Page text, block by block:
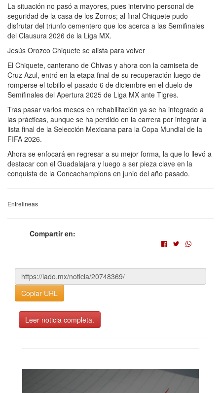
La situación no pasó a mayores, pues intervino personal de
seguridad de la casa de los Zorros; al final Chiquete pudo
disfrutar del triunfo cementero que los acerca a las Semifinales
del Clausura 2026 de la Liga MX.
Jesús Orozco Chiquete se alista para volver
El Chiquete, canterano de Chivas y ahora con la camiseta de
Cruz Azul, entró en la etapa final de su recuperación luego de
romperse el tobillo el pasado 6 de diciembre en el duelo de
Semifinales del Apertura 2025 de Liga MX ante Tigres.
Tras pasar varios meses en rehabilitación ya se ha integrado a
las prácticas, aunque se ha perdido en la carrera por integrar la
lista final de la Selección Mexicana para la Copa Mundial de la
FIFA 2026.
Ahora se enfocará en regresar a su mejor forma, la que lo llevó a
destacar con el Guadalajara y luego a ser pieza clave en la
conquista de la Concachampions en junio del año pasado.
Entrelineas
Compartir en:
Copiar URL
Leer noticia completa.